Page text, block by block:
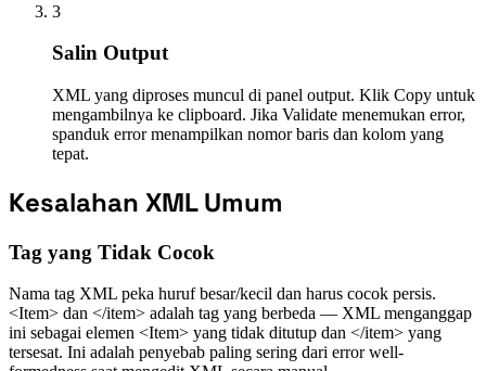
3
Salin Output
XML yang diproses muncul di panel output. Klik Copy untuk
mengambilnya ke clipboard. Jika Validate menemukan error,
spanduk error menampilkan nomor baris dan kolom yang
tepat.
Kesalahan XML Umum
Tag yang Tidak Cocok
Nama tag XML peka huruf besar/kecil dan harus cocok persis.
<Item> dan </item> adalah tag yang berbeda — XML menganggap
ini sebagai elemen <Item> yang tidak ditutup dan </item> yang
tersesat. Ini adalah penyebab paling sering dari error well-